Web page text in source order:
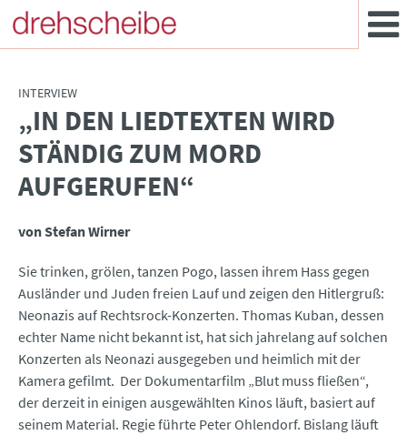
INTERVIEW
„IN DEN LIEDTEXTEN WIRD
STÄNDIG ZUM MORD
AUFGERUFEN“
von Stefan Wirner
Sie trinken, grölen, tanzen Pogo, lassen ihrem Hass gegen
Ausländer und Juden freien Lauf und zeigen den Hitlergruß:
Neonazis auf Rechtsrock-Konzerten. Thomas Kuban, dessen
echter Name nicht bekannt ist, hat sich jahrelang auf solchen
Konzerten als Neonazi ausgegeben und heimlich mit der
Kamera gefilmt. Der Dokumentarfilm „Blut muss fließen“,
der derzeit in einigen ausgewählten Kinos läuft, basiert auf
seinem Material. Regie führte Peter Ohlendorf. Bislang läuft